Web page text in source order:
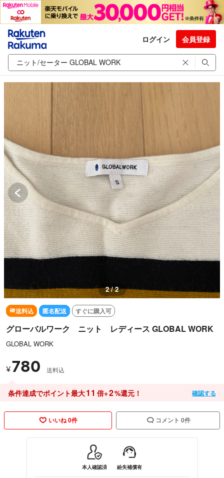
ログイン 会員登録
1 / 2
送料込 匿名配送 すぐに購入可
グローバルワーク ニット レディース GLOBAL WORK
GLOBAL WORK
¥780 送料込
条件達成でポイント最大11 倍+2%還元！ 確認する
いいね 0件 コメント 0件
本人確認済 紛失補償有